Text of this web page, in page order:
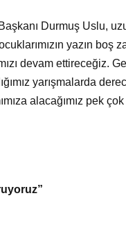
Durmuş Uslu,
yazın boş
devam ettireceğiz.
yarışmalarda
alacağımız pek çok